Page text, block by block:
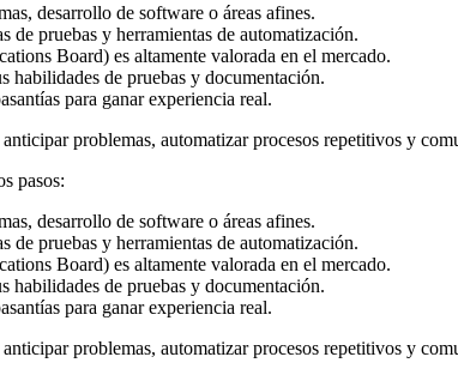
desarrollo de software o áreas afines.
de pruebas y herramientas de automatización.
Board) es altamente valorada en el mercado.
habilidades de pruebas y documentación.
para ganar experiencia real.
problemas, automatizar procesos repetitivos y
pasos:
desarrollo de software o áreas afines.
de pruebas y herramientas de automatización.
Board) es altamente valorada en el mercado.
habilidades de pruebas y documentación.
para ganar experiencia real.
problemas, automatizar procesos repetitivos y